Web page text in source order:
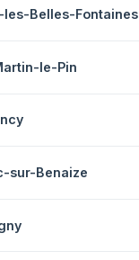
les-Belles-Fontaines
le-Pin
sur-Benaize